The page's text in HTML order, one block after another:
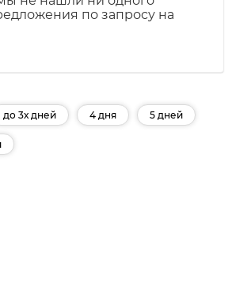
по запросу на
до 3х дней 4 дня 5 дней